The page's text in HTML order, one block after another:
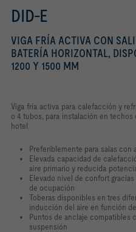
DID-E
VIGA FRÍA ACTIVA CON
BATERÍA HORIZONTAL,
1200 Y 1500 MM
Viga fría activa para calefacción y
o 4 tubos, para instalación en techos
hotel
Preferiblemente para salas con
Elevada capacidad de
aire primario y reducida
Elevado nivel de confort
de ocupación
Toberas disponibles en tres
inducción del aire en función
Puntos de anclaje compatibles
suspensión